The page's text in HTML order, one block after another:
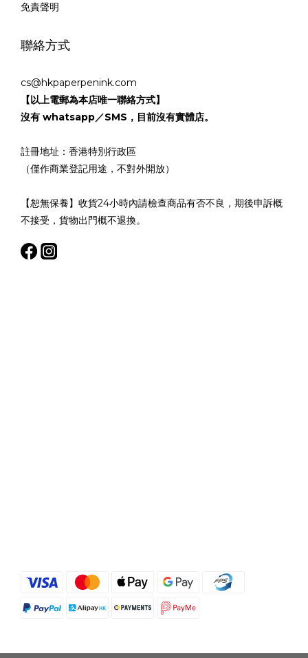
免責聲明
聯絡方式
cs@hkpaperpenink.com
【以上電郵為本店唯一聯絡方式】
沒有 whatsapp／SMS，目前沒有實體店。
註冊地址：香港特別行政區
（僅作商業登記用途，不對外開放）
【恕無保養】收貨24小時內請檢查商品有否不良，期後申訴概
不接受，貨物出門概不退換。